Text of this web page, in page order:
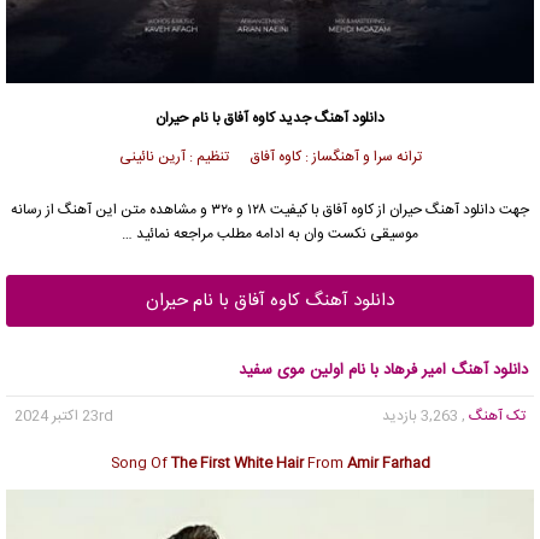
دانلود آهنگ جدیدکاوه آفاق با نام حیران
ترانه سرا و آهنگساز : کاوه آفاق تنظیم : آرین نائینی
جهت دانلود آهنگ حیران از کاوه آفاق با کیفیت ۱۲۸ و ۳۲۰ و مشاهده متن این آهنگ از رسانه
موسیقی نکست وان به ادامه مطلب مراجعه نمائید …
دانلود آهنگ کاوه آفاق با نام حیران
دانلود آهنگ امیر فرهاد با نام اولین موی سفید
تک آهنگ , 3,263 بازدید
23rd اکتبر 2024
Song OfThe First White HairFrom Amir Farhad